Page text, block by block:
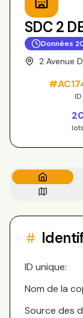
SDC 2
Données
2 Avenue
#
ID
lots
ID unique:
Nom de la
Source des